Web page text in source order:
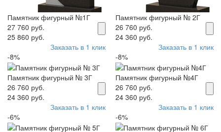
Памятник фигурный №1Г
27 760 руб.
25 860 руб.
Заказать в 1 клик
Памятник фигурный № 2Г
26 760 руб.
24 360 руб.
Заказать в 1 клик
-8%
Памятник фигурный № 3Г
26 760 руб.
24 360 руб.
Заказать в 1 клик
-8%
Памятник фигурный №4Г
26 760 руб.
24 360 руб.
Заказать в 1 клик
-6%
-6%